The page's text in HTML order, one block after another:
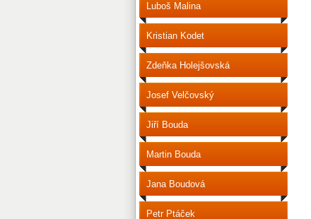
Luboš Malina
Kristian Kodet
Zdeňka Holejšovská
Josef Velčovský
Jiří Bouda
Martin Bouda
Jana Boudová
Petr Ptáček